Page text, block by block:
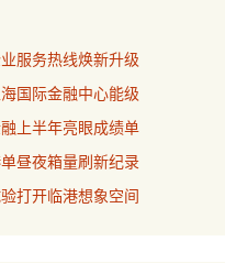
服务热线焕新升级
国际金融中心能级
上半年亮眼成绩单
昼夜箱量刷新纪录
打开临港想象空间